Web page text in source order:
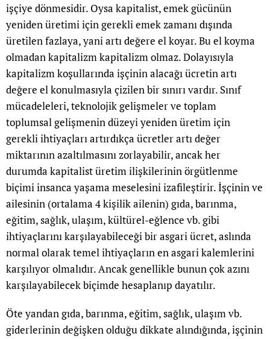
işçiye dönmesidir. Oysa kapitalist, emek gücünün
yeniden üretimi için gerekli emek zamanı dışında
üretilen fazlaya, yani artı değere el koyar. Bu el koyma
olmadan kapitalizm kapitalizm olmaz. Dolayısıyla
kapitalizm koşullarında işçinin alacağı ücretin artı
değere el konulmasıyla çizilen bir sınırı vardır. Sınıf
mücadeleleri, teknolojik gelişmeler ve toplam
toplumsal gelişmenin düzeyi yeniden üretim için
gerekli ihtiyaçları artırdıkça ücretler artı değer
miktarının azaltılmasını zorlayabilir, ancak her
durumda kapitalist üretim ilişkilerinin örgütlenme
biçimi insanca yaşama meselesini izafileştirir. İşçinin ve
ailesinin (ortalama 4 kişilik ailenin) gıda, barınma,
eğitim, sağlık, ulaşım, kültürel-eğlence vb. gibi
ihtiyaçlarını karşılayabileceği bir asgari ücret, aslında
normal olarak temel ihtiyaçların en asgari kalemlerini
karşılıyor olmalıdır. Ancak genellikle bunun çok azını
karşılayabilecek biçimde hesaplanıp dayatılır.
Öte yandan gıda, barınma, eğitim, sağlık, ulaşım vb.
giderlerinin değişken olduğu dikkate alındığında, işçinin